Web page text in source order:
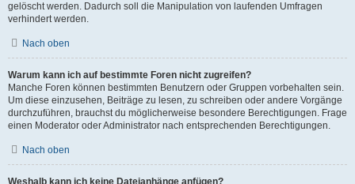
gelöscht werden. Dadurch soll die Manipulation von laufenden Umfragen
verhindert werden.
Nach oben
Warum kann ich auf bestimmte Foren nicht zugreifen?
Manche Foren können bestimmten Benutzern oder Gruppen vorbehalten sein.
Um diese einzusehen, Beiträge zu lesen, zu schreiben oder andere Vorgänge
durchzuführen, brauchst du möglicherweise besondere Berechtigungen. Frage
einen Moderator oder Administrator nach entsprechenden Berechtigungen.
Nach oben
Weshalb kann ich keine Dateianhänge anfügen?